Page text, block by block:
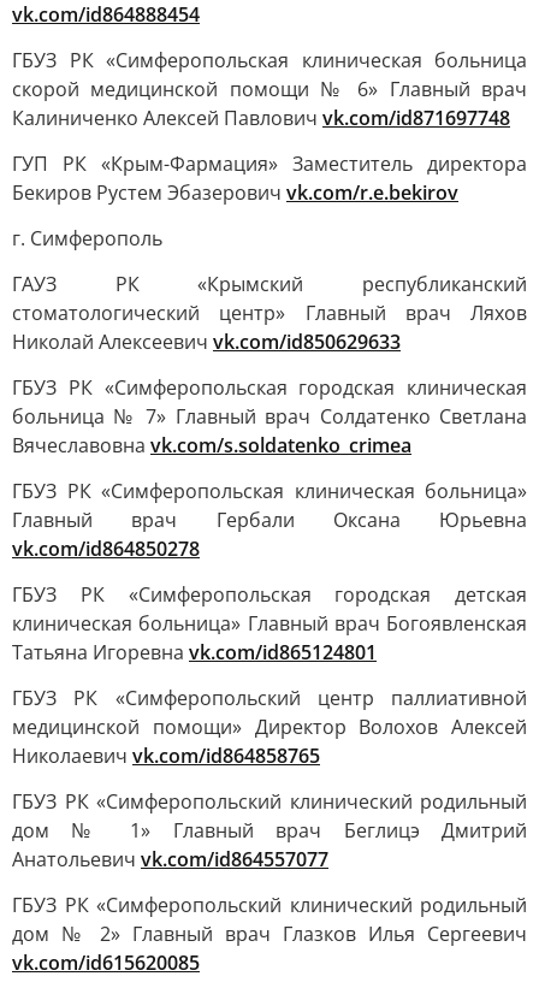
vk.com/id864888454
ГБУЗ РК «Симферопольская клиническая больница
скорой медицинской помощи № 6» Главный врач
Калиниченко Алексей Павлович vk.com/id871697748
ГУП РК «Крым-Фармация» Заместитель директора
Бекиров Рустем Эбазерович vk.com/r.e.bekirov
г. Симферополь
ГАУЗ РК «Крымский республиканский
стоматологический центр» Главный врач Ляхов
Николай Алексеевич vk.com/id850629633
ГБУЗ РК «Симферопольская городская клиническая
больница № 7» Главный врач Солдатенко Светлана
Вячеславовна vk.com/s.soldatenko_crimea
ГБУЗ РК «Симферопольская клиническая больница»
Главный врач Гербали Оксана Юрьевна
vk.com/id864850278
ГБУЗ РК «Симферопольская городская детская
клиническая больница» Главный врач Богоявленская
Татьяна Игоревна vk.com/id865124801
ГБУЗ РК «Симферопольский центр паллиативной
медицинской помощи» Директор Волохов Алексей
Николаевич vk.com/id864858765
ГБУЗ РК «Симферопольский клинический родильный
дом № 1» Главный врач Беглицэ Дмитрий
Анатольевич vk.com/id864557077
ГБУЗ РК «Симферопольский клинический родильный
дом № 2» Главный врач Глазков Илья Сергеевич
vk.com/id615620085